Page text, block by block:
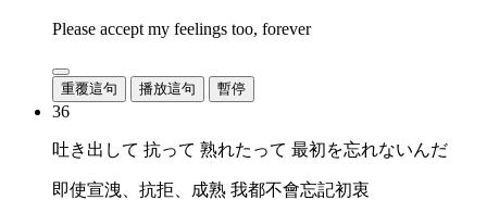
Please accept my feelings too, forever
重覆這句 播放這句 暫停
36
吐き出して 抗って 熟れたって 最初を忘れないんだ
即使宣洩、抗拒、成熟 我都不會忘記初衷